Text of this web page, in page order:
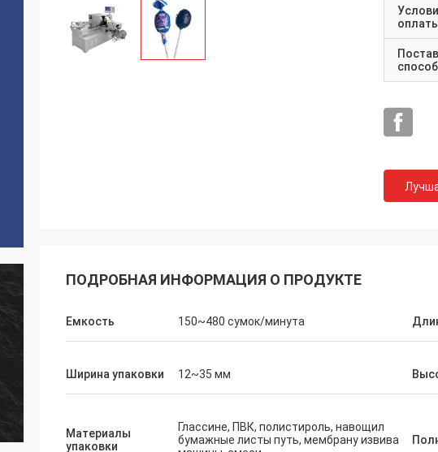
реальный, снабжение также очень
быстро, выбирает много машины, видит
упаковывающ очень трудно, строго,
поставщики отправлено видео, поручая
хорошая,
бессрочное
ПОДРОБНАЯ ИНФОРМАЦИЯ О ПРОДУКТЕ
Емкость 150~480 сумок/минута
Ширина упаковки 12~35 мм
Материалы
упаковки
Глассине, ПВК, полистироль, навощил
бумажные листы путь, мембрану извива